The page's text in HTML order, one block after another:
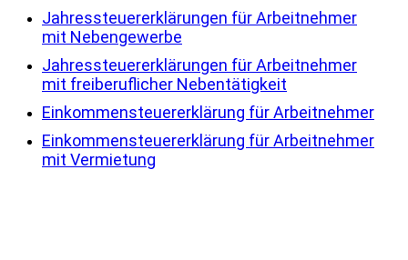
Jahressteuererklärungen für Arbeitnehmer
mit Nebengewerbe
Jahressteuererklärungen für Arbeitnehmer
mit freiberuflicher Nebentätigkeit
Einkommensteuererklärung für Arbeitnehmer
Einkommensteuererklärung für Arbeitnehmer
mit Vermietung